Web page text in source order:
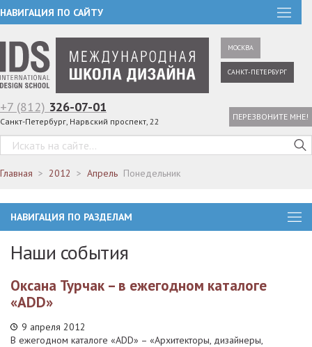
НАВИГАЦИЯ ПО САЙТУ
МОСКВА
САНКТ-ПЕТЕРБУРГ
+7 (812) 326-07-01
Санкт-Петербург, Нарвский проспект, 22 ПЕРЕЗВОНИТЕ МНЕ!
Главная 2012 Апрель Понедельник
НАВИГАЦИЯ ПО РАЗДЕЛАМ
Наши события
Оксана Турчак – в ежегодном каталоге
«ADD»
9 апреля 2012
В ежегодном каталоге «ADD» – «Архитекторы, дизайнеры,